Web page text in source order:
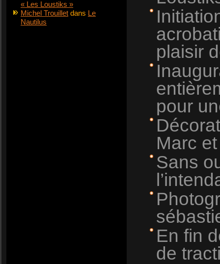
« Les Loustiks »
Michel Trouillet dans Le
Nautilus
plaisir
pour
Marc
Sans
En fin
de